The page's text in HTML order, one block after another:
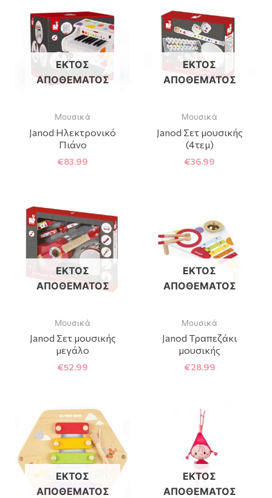
ΕΚΤΌΣ
ΑΠΟΘΈΜΑΤΟΣ
Μουσικά
Janod Hλεκτρονικό
Πιάνο
€83.99
ΕΚΤΌΣ
ΑΠΟΘΈΜΑΤΟΣ
Μουσικά
Janod Σετ μουσικής
(4τεμ)
€36.99
ΕΚΤΌΣ
ΑΠΟΘΈΜΑΤΟΣ
Μουσικά
Janod Σετ μουσικής
μεγάλο
€52.99
ΕΚΤΌΣ
ΑΠΟΘΈΜΑΤΟΣ
Μουσικά
Janod Τραπεζάκι
μουσικής
€28.99
ΕΚΤΌΣ
ΑΠΟΘΈΜΑΤΟΣ
ΕΚΤΌΣ
ΑΠΟΘΈΜΑΤΟΣ